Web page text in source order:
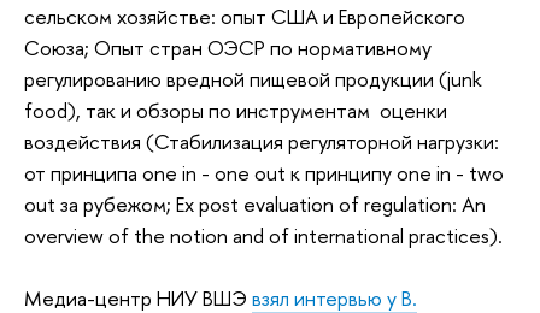
сельском хозяйстве: опыт США и Европейского
Союза; Опыт стран ОЭСР по нормативному
регулированию вредной пищевой продукции (junk
food), так и обзоры по инструментам оценки
воздействия (Стабилизация регуляторной нагрузки:
от принципа one in - one out к принципу one in - two
out за рубежом; Ex post evaluation of regulation: An
overview of the notion and of international practices).
Медиа-центр НИУ ВШЭ взял интервью у В.